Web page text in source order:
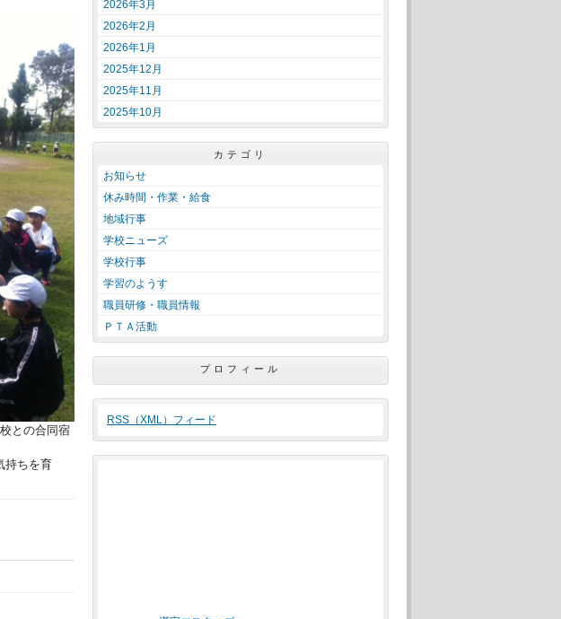
との合同宿
持ちを育
2026年3月
2026年2月
2026年1月
2025年12月
2025年11月
2025年10月
カテゴリ
お知らせ
休み時間・作業・給食
地域行事
学校ニューズ
学校行事
学習のようす
職員研修・職員情報
ＰＴＡ活動
プロフィール
RSS（XML）フィード